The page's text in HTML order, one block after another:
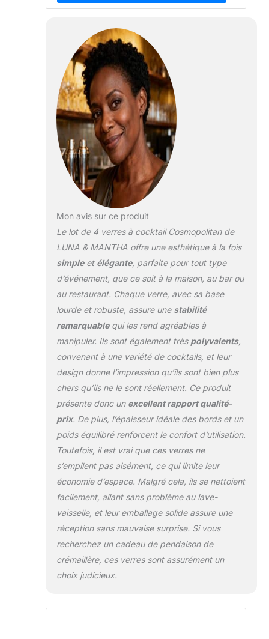
Mon avis sur ce produit
Le lot de 4 verres à cocktail Cosmopolitan de
LUNA & MANTHA offre une esthétique à la fois
simpleet élégante, parfaite pour tout type
d’événement, que ce soit à la maison, au bar ou
au restaurant. Chaque verre, avec sa base
lourde et robuste, assure une stabilité
remarquablequi les rend agréables à
manipuler. Ils sont également très polyvalents,
convenant à une variété de cocktails, et leur
design donne l’impression qu’ils sont bien plus
chers qu’ils ne le sont réellement. Ce produit
présente donc un excellent rapport qualité-
prix. De plus, l’épaisseur idéale des bords et un
poids équilibré renforcent le confort d’utilisation.
Toutefois, il est vrai que ces verres ne
s’empilent pas aisément, ce qui limite leur
économie d’espace. Malgré cela, ils se nettoient
facilement, allant sans problème au lave-
vaisselle, et leur emballage solide assure une
réception sans mauvaise surprise. Si vous
recherchez un cadeau de pendaison de
crémaillère, ces verres sont assurément un
choix judicieux.